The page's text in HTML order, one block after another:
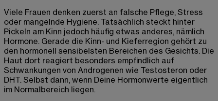
Viele Frauen denken zuerst an falsche Pflege, Stress
oder mangelnde Hygiene. Tatsächlich steckt hinter
Pickeln am Kinn jedoch häufig etwas anderes, nämlich
Hormone. Gerade die Kinn- und Kieferregion gehört zu
den hormonell sensibelsten Bereichen des Gesichts. Die
Haut dort reagiert besonders empfindlich auf
Schwankungen von Androgenen wie Testosteron oder
DHT. Selbst dann, wenn Deine Hormonwerte eigentlich
im Normalbereich liegen.